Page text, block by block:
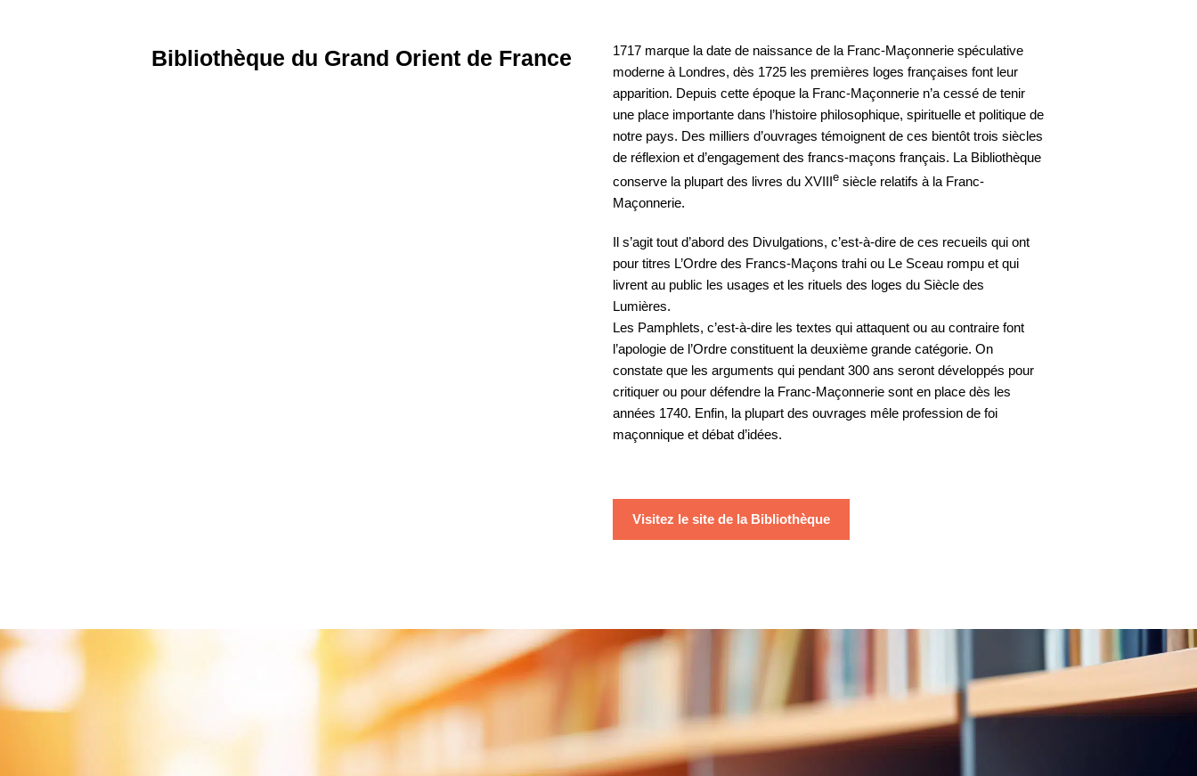
Divers aspects de la pensée
contemporaine
Entretien avec
Nicolas PENIN,
Grand Maître du G...
Invité : Nicolas PENIN, Grand
Divers aspects de la pensée
Les Républiques
démocratiques en
danger
Invitée : Dominique
memb...
Divers aspects de la pensée
contemporaine
Entretien avec
Guillaume
Bibliothèque du Grand Orient de France
1717 marque la date de naissance de la Franc-Maçonnerie spéculative
moderne à Londres, dès 1725 les premières loges françaises font leur
apparition. Depuis cette époque la Franc-Maçonnerie n’a cessé de tenir
une place importante dans l’histoire philosophique, spirituelle et politique de
notre pays. Des milliers d’ouvrages témoignent de ces bientôt trois siècles
de réflexion et d’engagement des francs-maçons français. La Bibliothèque
conserve la plupart des livres du XVIIIesiècle relatifs à la Franc-
Maçonnerie.
Il s’agit tout d’abord des Divulgations, c’est-à-dire de ces recueils qui ont
pour titres L’Ordre des Francs-Maçons trahi ou Le Sceau rompu et qui
livrent au public les usages et les rituels des loges du Siècle des
Lumières.
Les Pamphlets, c’est-à-dire les textes qui attaquent ou au contraire font
l’apologie de l’Ordre constituent la deuxième grande catégorie. On
constate que les arguments qui pendant 300 ans seront développés pour
critiquer ou pour défendre la Franc-Maçonnerie sont en place dès les
années 1740. Enfin, la plupart des ouvrages mêle profession de foi
maçonnique et débat d’idées.
Visitez le site de la Bibliothèque